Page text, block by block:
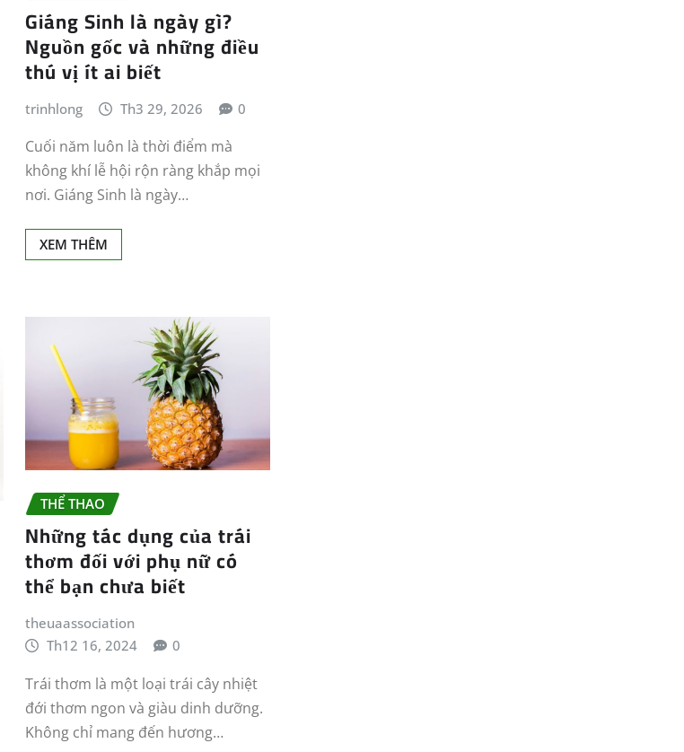
Giáng Sinh là ngày gì?
Nguồn gốc và những điều
thú vị ít ai biết
trinhlong Th3 29, 2026 0
Cuối năm luôn là thời điểm mà
không khí lễ hội rộn ràng khắp mọi
nơi. Giáng Sinh là ngày…
XEM THÊM
THỂ THAO
Những tác dụng của trái
thơm đối với phụ nữ có
thể bạn chưa biết
theuaassociation
Th12 16, 2024
0
Trái thơm là một loại trái cây nhiệt
đới thơm ngon và giàu dinh dưỡng.
Không chỉ mang đến hương…